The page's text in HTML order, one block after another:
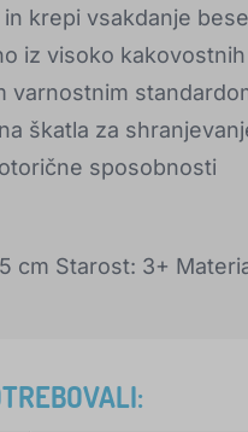
krepi vsakdanje
iz visoko
škatla za
sposobnosti
cm Starost: 3+